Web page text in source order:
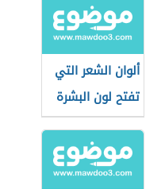
ألوان الشعر التي
تفتح لون البشرة